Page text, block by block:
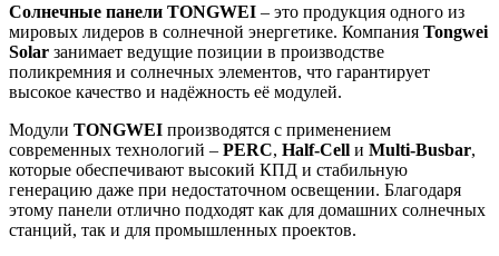
Солнечные панели TONGWEI – это продукция одного из
мировых лидеров в солнечной энергетике. Компания Tongwei
Solar занимает ведущие позиции в производстве
поликремния и солнечных элементов, что гарантирует
высокое качество и надёжность её модулей.
Модули TONGWEI производятся с применением
современных технологий – PERC, Half-Cell и Multi-Busbar,
которые обеспечивают высокий КПД и стабильную
генерацию даже при недостаточном освещении. Благодаря
этому панели отлично подходят как для домашних солнечных
станций, так и для промышленных проектов.